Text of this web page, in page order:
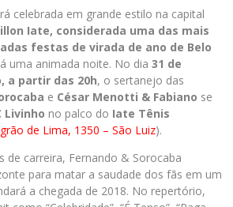
celebrada em grande estilo na capital
Iate, considerada uma das mais
festas de virada de ano de Belo
uma animada noite. No dia 31 de
a partir das 20h, o sertanejo das
e César Menotti & Fabiano se
Livinho no palco do Iate Tênis
de Lima, 1350 – São Luiz).
de carreira, Fernando & Sorocaba
para matar a saudade dos fãs em um
a chegada de 2018. No repertório,